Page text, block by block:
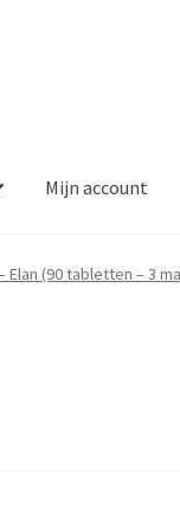
Mijn account
Klantenservice My
Elan (90 tabletten – 3